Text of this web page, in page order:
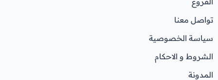
تواصل معنا
سياسة الخصوصية
الشروط و الاحكام
المدونة